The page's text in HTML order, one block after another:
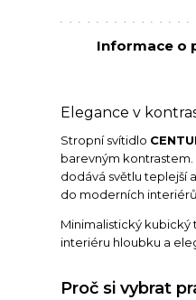
Informace o
Elegance v
Stropní svítidlo
barevným
dodává světlu teplejší
do moderních
Minimalistický kubický
interiéru hloubku a
Proč si vybrat